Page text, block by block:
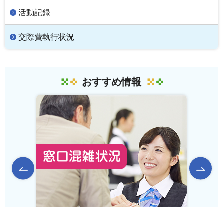
活動記録
交際費執行状況
おすすめ情報
前のスライドを表示